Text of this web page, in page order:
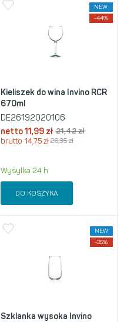
NEW
-44%
Kieliszek do wina Invino RCR
670ml
DE26192020106
netto 11,99 zł 21,42zł
brutto 14,75 zł 26,35zł
Wysyłka 24 h
DO KOSZYKA
NEW
-35%
Szklanka wysoka Invino